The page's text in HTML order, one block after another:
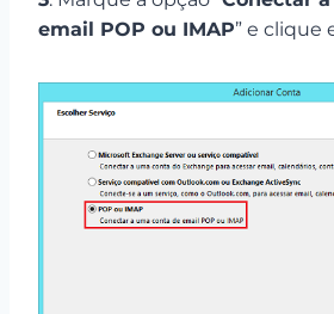
email POP ou IMAP” e clique